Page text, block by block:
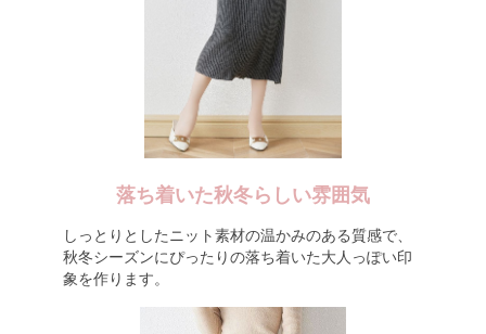
落ち着いた秋冬らしい雰囲気
しっとりとしたニット素材の温かみのある質感で、
秋冬シーズンにぴったりの落ち着いた大人っぽい印
象を作ります。